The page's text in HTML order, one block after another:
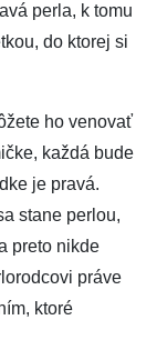
perla, k tomu
do ktorej si
ho venovať
každá bude
je pravá.
stane perlou,
preto nikde
práve
ktoré